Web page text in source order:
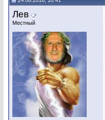
Лев
Местный